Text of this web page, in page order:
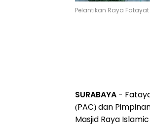
Pelantikan Raya Fatayat
SURABAYA -
(PAC) dan
Masjid Raya